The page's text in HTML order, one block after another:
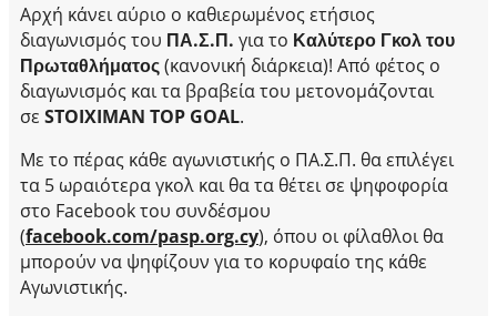
Αρχή κάνει αύριο ο καθιερωμένος ετήσιος
διαγωνισμός του ΠΑ.Σ.Π. για το Καλύτερο Γκολ του
Πρωταθλήματος(κανονική διάρκεια)! Από φέτος ο
διαγωνισμός και τα βραβεία του μετονομάζονται
σε STOIXIMAN TOP GOAL.
Με το πέρας κάθε αγωνιστικής ο ΠΑ.Σ.Π. θα επιλέγει
τα 5 ωραιότερα γκολ και θα τα θέτει σε ψηφοφορία
στο Facebook του συνδέσμου
(facebook.com/pasp.org.cy), όπου οι φίλαθλοι θα
μπορούν να ψηφίζουν για το κορυφαίο της κάθε
Αγωνιστικής.